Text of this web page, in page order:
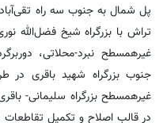
پل شمال به جنوب سه راه
تراش با بزرگراه شیخ فضل‌الله‌
غیرهمسطح نبرد-محلاتی،
جنوب بزرگراه شهید باقری در
غیرهمسطح بزرگراه سلیمانی-
در قالب اصلاح و تکمیل تقاطعات ۹۸گانه نام برد.